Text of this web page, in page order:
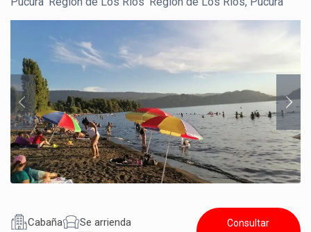
Cabaña
Se arrienda
Consultar